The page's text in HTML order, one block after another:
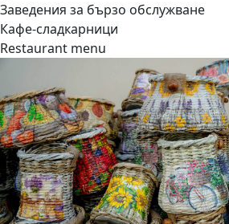
Заведения за бързо обслужване
Кафе-сладкарници
Restaurant menu